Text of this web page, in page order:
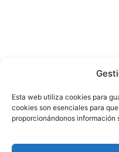
Esta web utiliza cookies para
cookies son esenciales para
proporcionándonos información